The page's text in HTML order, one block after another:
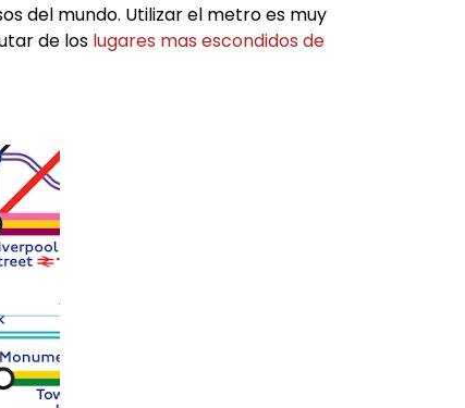
del mundo. Utilizar el metro es muy
de los lugares mas escondidos de